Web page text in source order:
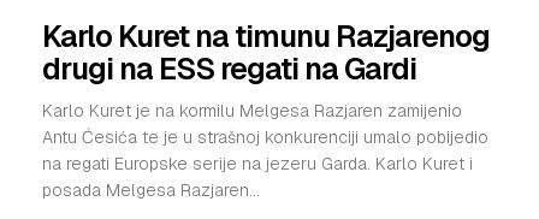
Karlo Kuret na timunu Razjarenog
drugi na ESS regati na Gardi
Karlo Kuret je na kormilu Melgesa Razjaren zamijenio
Antu Ćesića te je u strašnoj konkurenciji umalo pobijedio
na regati Europske serije na jezeru Garda. Karlo Kuret i
posada Melgesa Razjaren...